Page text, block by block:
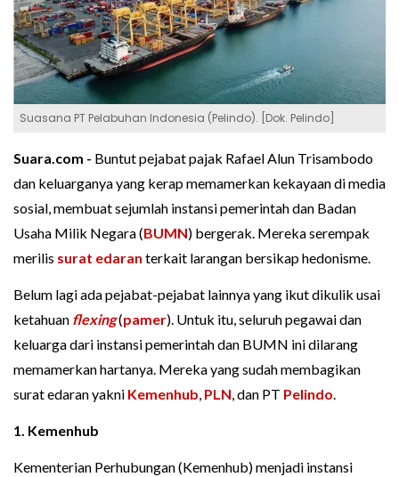
Suasana PT Pelabuhan Indonesia (Pelindo). [Dok. Pelindo]
Suara.com - Buntut pejabat pajak Rafael Alun Trisambodo
dan keluarganya yang kerap memamerkan kekayaan di media
sosial, membuat sejumlah instansi pemerintah dan Badan
Usaha Milik Negara (BUMN) bergerak. Mereka serempak
merilis surat edaran terkait larangan bersikap hedonisme.
Belum lagi ada pejabat-pejabat lainnya yang ikut dikulik usai
ketahuan flexing(pamer). Untuk itu, seluruh pegawai dan
keluarga dari instansi pemerintah dan BUMN ini dilarang
memamerkan hartanya. Mereka yang sudah membagikan
surat edaran yakni Kemenhub, PLN, dan PT Pelindo.
1. Kemenhub
Kementerian Perhubungan (Kemenhub) menjadi instansi